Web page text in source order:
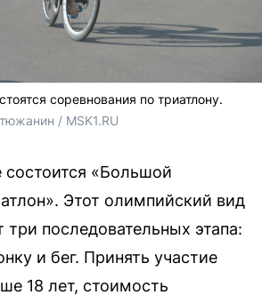
соревнования по триатлону.
/ MSK1.RU
«Большой
Этот олимпийский вид
три последовательных этапа:
и бег. Принять участие
18 лет, стоимость